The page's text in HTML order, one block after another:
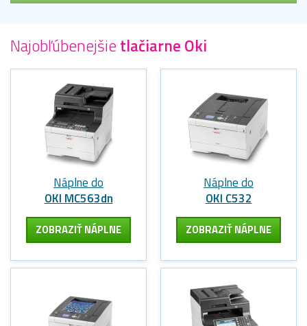
Najobľúbenejšietlačiarne Oki
Náplne do
OKI MC563dn
ZOBRAZIŤ NÁPLNE
Náplne do
OKI C532
ZOBRAZIŤ NÁPLNE